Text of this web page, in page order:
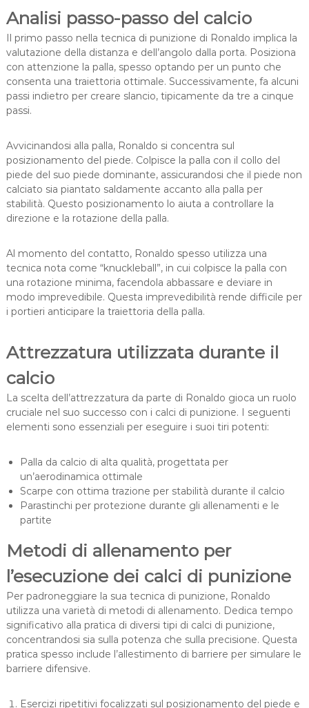
Analisi passo-passo del calcio
Il primo passo nella tecnica di punizione di Ronaldo implica la
valutazione della distanza e dell’angolo dalla porta. Posiziona
con attenzione la palla, spesso optando per un punto che
consenta una traiettoria ottimale. Successivamente, fa alcuni
passi indietro per creare slancio, tipicamente da tre a cinque
passi.
Avvicinandosi alla palla, Ronaldo si concentra sul
posizionamento del piede. Colpisce la palla con il collo del
piede del suo piede dominante, assicurandosi che il piede non
calciato sia piantato saldamente accanto alla palla per
stabilità. Questo posizionamento lo aiuta a controllare la
direzione e la rotazione della palla.
Al momento del contatto, Ronaldo spesso utilizza una
tecnica nota come “knuckleball”, in cui colpisce la palla con
una rotazione minima, facendola abbassare e deviare in
modo imprevedibile. Questa imprevedibilità rende difficile per
i portieri anticipare la traiettoria della palla.
Attrezzatura utilizzata durante il
calcio
La scelta dell’attrezzatura da parte di Ronaldo gioca un ruolo
cruciale nel suo successo con i calci di punizione. I seguenti
elementi sono essenziali per eseguire i suoi tiri potenti:
Palla da calcio di alta qualità, progettata per
un’aerodinamica ottimale
Scarpe con ottima trazione per stabilità durante il calcio
Parastinchi per protezione durante gli allenamenti e le
partite
Metodi di allenamento per
l’esecuzione dei calci di punizione
Per padroneggiare la sua tecnica di punizione, Ronaldo
utilizza una varietà di metodi di allenamento. Dedica tempo
significativo alla pratica di diversi tipi di calci di punizione,
concentrandosi sia sulla potenza che sulla precisione. Questa
pratica spesso include l’allestimento di barriere per simulare le
barriere difensive.
Esercizi ripetitivi focalizzati sul posizionamento del piede e